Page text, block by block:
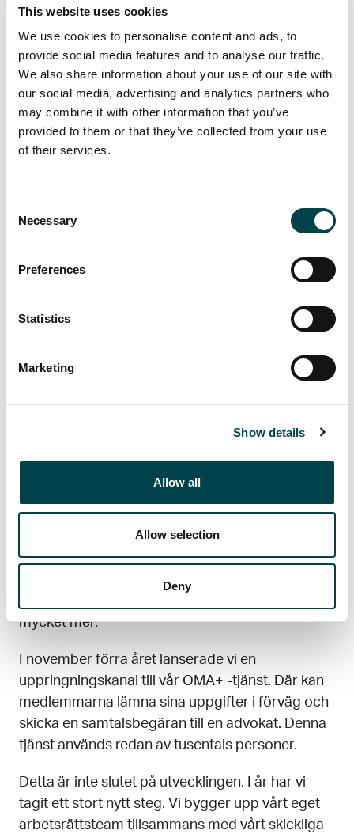
This website uses cookies
We use cookies to personalise content and ads, to
provide social media features and to analyse our traffic.
We also share information about your use of our site with
our social media, advertising and analytics partners who
may combine it with other information that you’ve
provided to them or that they’ve collected from your use
of their services.
Selection
Necessary
Preferences
Statistics
Marketing
Show details
Allow all
Allow selection
Deny
effektivaste och
snabbaste sättet
Vår premiumtjänst hjälper våra medlemmar i
nästan varje situation. I långt över 70% av fallen
har våra medlemmar dragit nytta av den service
de fått och endast en bråkdel av förhandlingarna
har misslyckats. Det är därför tydligt att
tvister. Det är därför vi gärna betalar för den
våra medlemmar får från de bästa experterna.
Förra året fick cirka 1 400 av våra medlemmar
hjälp genom vår premiumtjänst. De största
förhandlingar har varit fem- eller till och med
och dyra tvister.
Nya förmåner och
medlemstjänster
Förra året började vi erbjuda lönerådgivning från
experter inom området. Nu ger våra
lönespecialister råd till våra medlemmar i frågor
mycket mer.
I november förra året lanserade vi en
uppringningskanal till vår OMA+ -tjänst. Där kan
medlemmarna lämna sina uppgifter i förväg och
skicka en samtalsbegäran till en advokat. Denna
tjänst används redan av tusentals personer.
Detta är inte slutet på utvecklingen. I år har vi
tagit ett stort nytt steg. Vi bygger upp vårt eget
arbetsrättsteam tillsammans med vårt skickliga